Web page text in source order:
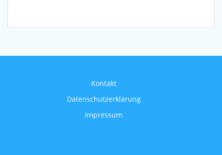
Kontakt
Datenschutzerklärung
Impressum